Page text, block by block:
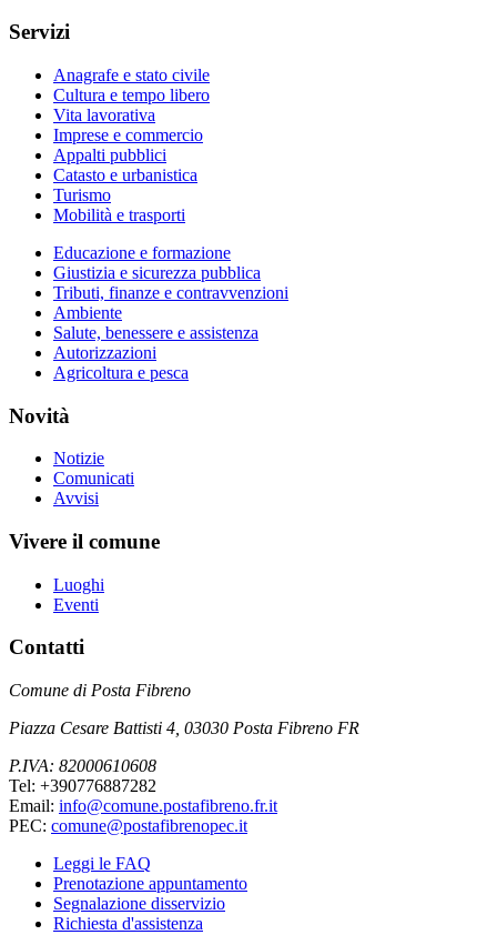
Servizi
Anagrafe e stato civile
Cultura e tempo libero
Vita lavorativa
Imprese e commercio
Appalti pubblici
Catasto e urbanistica
Turismo
Mobilità e trasporti
Educazione e formazione
Giustizia e sicurezza pubblica
Tributi, finanze e contravvenzioni
Ambiente
Salute, benessere e assistenza
Autorizzazioni
Agricoltura e pesca
Novità
Notizie
Comunicati
Avvisi
Vivere il comune
Luoghi
Eventi
Contatti
Comune di Posta Fibreno
Piazza Cesare Battisti 4, 03030 Posta Fibreno FR
P.IVA: 82000610608
Tel: +390776887282
Email: info@comune.postafibreno.fr.it
PEC: comune@postafibrenopec.it
Leggi le FAQ
Prenotazione appuntamento
Segnalazione disservizio
Richiesta d'assistenza